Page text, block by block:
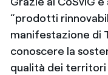
“prodotti
manifestazione di
conoscere la
qualità dei territori